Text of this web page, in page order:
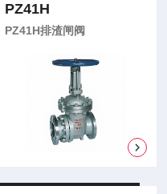
PZ41H
PZ41H排渣闸阀